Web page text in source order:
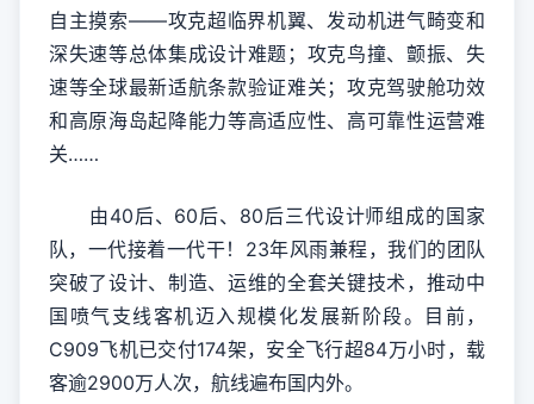
自主摸索——攻克超临界机翼、发动机进气畸变和
深失速等总体集成设计难题；攻克鸟撞、颤振、失
速等全球最新适航条款验证难关；攻克驾驶舱功效
和高原海岛起降能力等高适应性、高可靠性运营难
关……
由40后、60后、80后三代设计师组成的国家
队，一代接着一代干！23年风雨兼程，我们的团队
突破了设计、制造、运维的全套关键技术，推动中
国喷气支线客机迈入规模化发展新阶段。目前，
C909飞机已交付174架，安全飞行超84万小时，载
客逾2900万人次，航线遍布国内外。